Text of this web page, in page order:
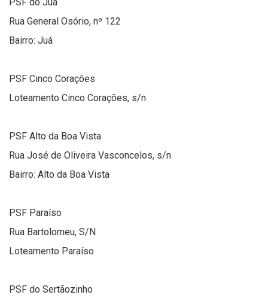
PSF do Juá
Rua General Osório, nº 122
Bairro: Juá
PSF Cinco Corações
Loteamento Cinco Corações, s/n
PSF Alto da Boa Vista
Rua José de Oliveira Vasconcelos, s/n
Bairro: Alto da Boa Vista
PSF Paraíso
Rua Bartolomeu, S/N
Loteamento Paraíso
PSF do Sertãozinho